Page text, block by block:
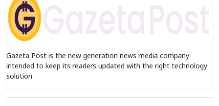
Gazeta Post is the new generation news media company
intended to keep its readers updated with the right technology
solution.